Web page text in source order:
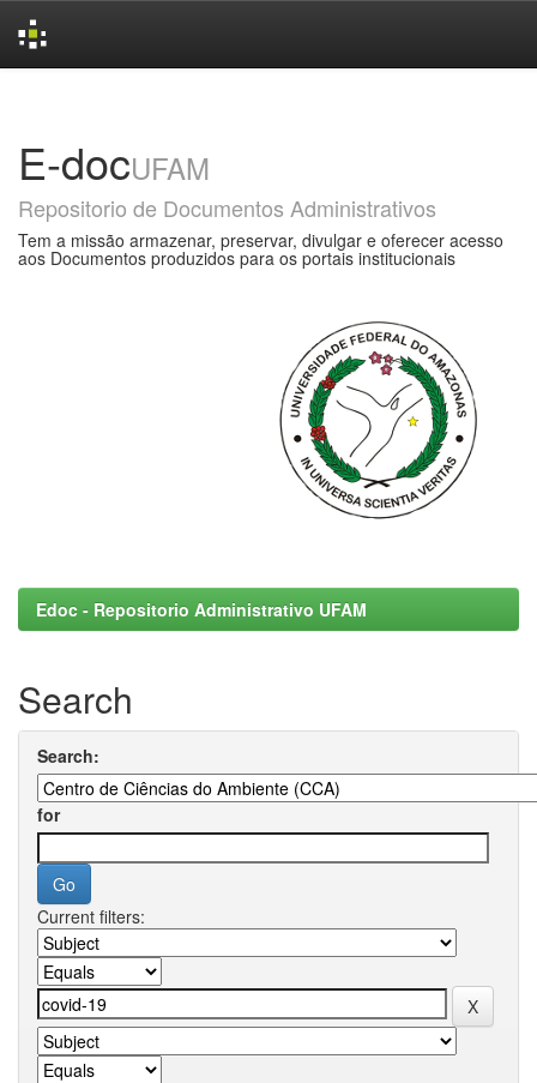
E-docUFAM
Repositorio de Documentos Administrativos
Tem a missão armazenar, preservar, divulgar e oferecer acesso
aos Documentos produzidos para os portais institucionais
Edoc - Repositorio Administrativo UFAM
Search
Search:
for
Current filters: